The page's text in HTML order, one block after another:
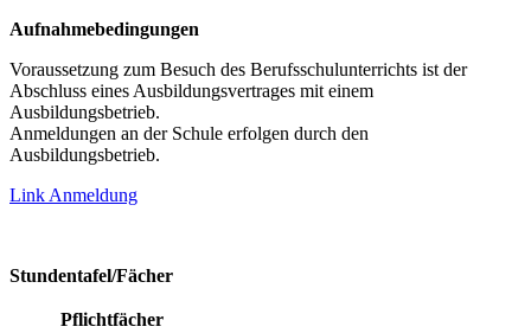
Aufnahmebedingungen
Voraussetzung zum Besuch des Berufsschulunterrichts ist der
Abschluss eines Ausbildungsvertrages mit einem
Ausbildungsbetrieb.
Anmeldungen an der Schule erfolgen durch den
Ausbildungsbetrieb.
Link Anmeldung
Stundentafel/Fächer
Pflichtfächer